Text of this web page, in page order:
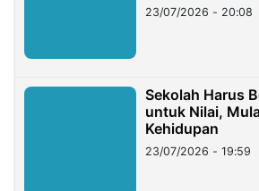
23/07/2026 - 20:08
Sekolah Harus
untuk Nilai,
Kehidupan
23/07/2026 - 19:59